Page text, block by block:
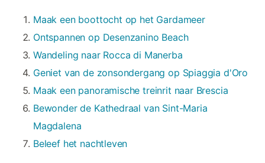
Maak een boottocht op het Gardameer
Ontspannen op Desenzanino Beach
Wandeling naar Rocca di Manerba
Geniet van de zonsondergang op Spiaggia d'Oro
Maak een panoramische treinrit naar Brescia
Bewonder de Kathedraal van Sint-Maria
Magdalena
Beleef het nachtleven